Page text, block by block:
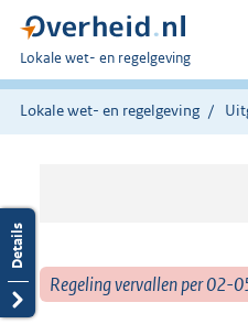
U
bent
hier:
Lokale wet- en regelgeving
Lokale wet- en regelgeving
Regeling vervallen per 02-